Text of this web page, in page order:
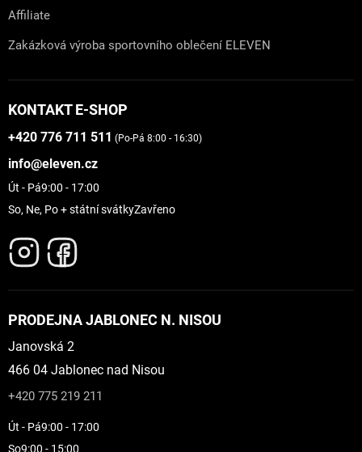
Affiliate
Zakázková výroba sportovního oblečení ELEVEN
KONTAKT E-SHOP
+420 776 711 511 (Po-Pá 8:00 - 16:30)
info@eleven.cz
Út - Pá9:00 - 17:00
So, Ne, Po + státní svátkyZavřeno
PRODEJNA JABLONEC N. NISOU
Janovská 2
466 04 Jablonec nad Nisou
+420 775 219 211
Út - Pá9:00 - 17:00
So9:00 - 15:00